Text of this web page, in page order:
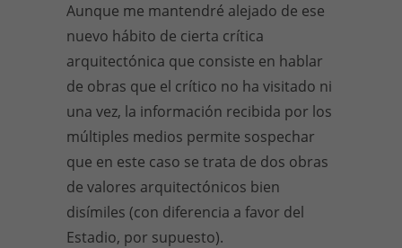
Aunque me mantendré alejado de ese
nuevo hábito de cierta crítica
arquitectónica que consiste en hablar
de obras que el crítico no ha visitado ni
una vez, la información recibida por los
múltiples medios permite sospechar
que en este caso se trata de dos obras
de valores arquitectónicos bien
disímiles (con diferencia a favor del
Estadio, por supuesto).